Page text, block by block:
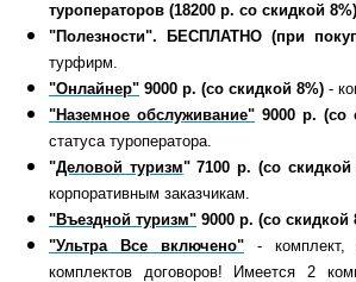
туроператоров (18200 р. со скидкой 8%)
"Полезности". БЕСПЛАТНО (при
турфирм.
"Онлайнер" 9000 р. (со скидкой 8%) -
"Наземное обслуживание" 9000 р. (со
статуса туроператора.
"Деловой туризм"7100 р. (со скидкой
корпоративным заказчикам.
"Въездной туризм" 9000 р. (со скидкой
"Ультра Все включено" - комплект,
комплектов договоров! Имеется 2